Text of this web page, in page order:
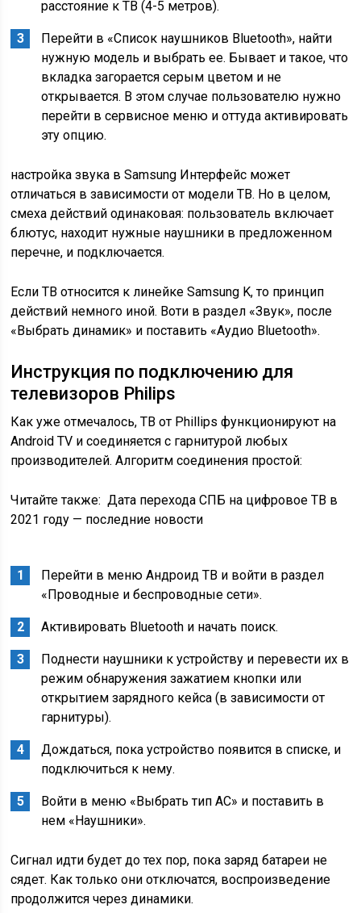
расстояние к ТВ (4-5 метров).
Перейти в «Список наушников Bluetooth», найти
нужную модель и выбрать ее. Бывает и такое, что
вкладка загорается серым цветом и не
открывается. В этом случае пользователю нужно
перейти в сервисное меню и оттуда активировать
эту опцию.
настройка звука в Samsung Интерфейс может
отличаться в зависимости от модели ТВ. Но в целом,
смеха действий одинаковая: пользователь включает
блютус, находит нужные наушники в предложенном
перечне, и подключается.
Если ТВ относится к линейке Samsung K, то принцип
действий немного иной. Воти в раздел «Звук», после
«Выбрать динамик» и поставить «Аудио Bluetooth».
Инструкция по подключению для
телевизоров Philips
Как уже отмечалось, ТВ от Phillips функционируют на
Android TV и соединяется с гарнитурой любых
производителей. Алгоритм соединения простой:
Читайте также: Дата перехода СПБ на цифровое ТВ в
2021 году — последние новости
Перейти в меню Андроид ТВ и войти в раздел
«Проводные и беспроводные сети».
Активировать Bluetooth и начать поиск.
Поднести наушники к устройству и перевести их в
режим обнаружения зажатием кнопки или
открытием зарядного кейса (в зависимости от
гарнитуры).
Дождаться, пока устройство появится в списке, и
подключиться к нему.
Войти в меню «Выбрать тип АС» и поставить в
нем «Наушники».
Сигнал идти будет до тех пор, пока заряд батареи не
сядет. Как только они отключатся, воспроизведение
продолжится через динамики.